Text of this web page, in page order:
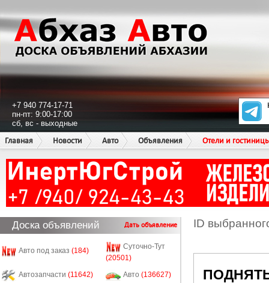
+7 940 774-17-71
пн-пт: 9:00-17:00
сб, вс - выходные
Главная
Новости Авто Объявления Отели и
Доска объявлений Дать объявление
Авто под заказ (184)
Суточно-Тут
(20501)
Автозапчасти (11642) Авто (136627)
ID